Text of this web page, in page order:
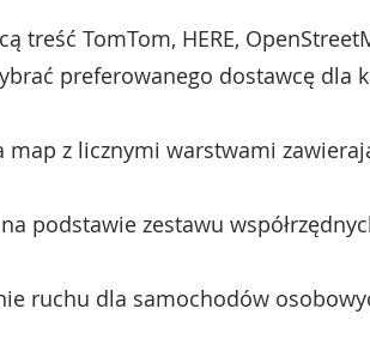
treść TomTom, HERE,
preferowanego dostawcę dla
map z licznymi warstwami
podstawie zestawu
ruchu dla samochodów